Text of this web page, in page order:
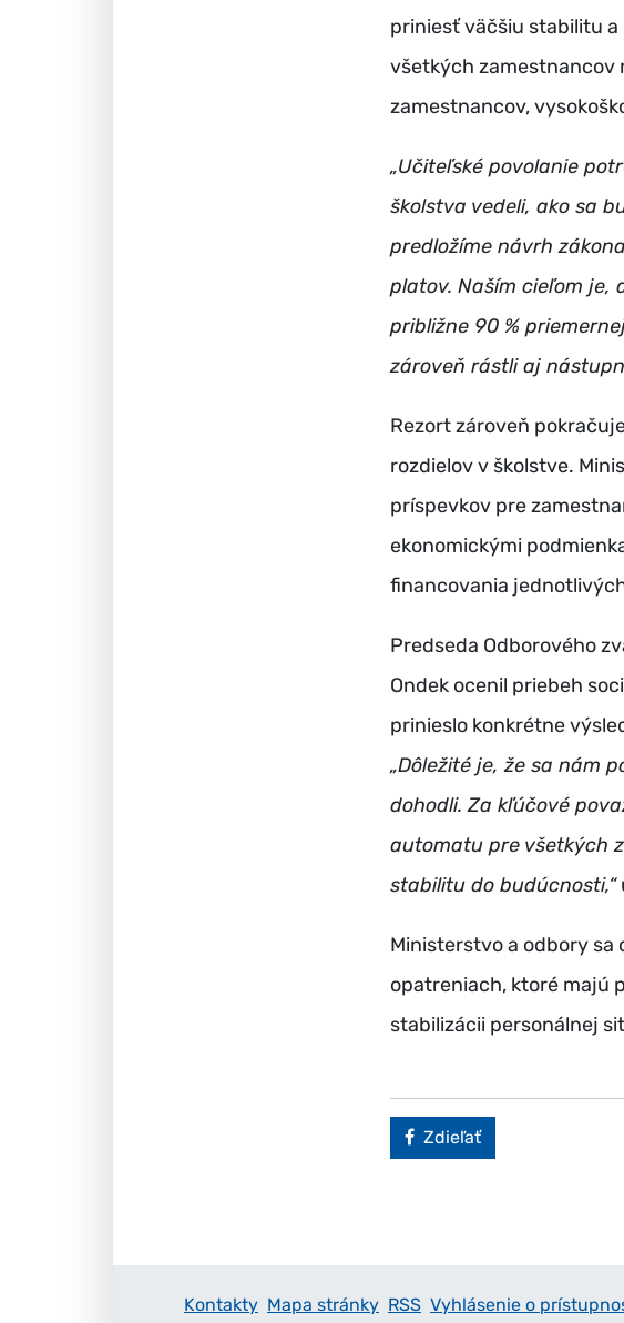
priniesť väčšiu stabilitu
všetkých zamestnancov
zamestnancov,
„Učiteľské povolanie
školstva vedeli, ako sa
predložíme návrh
platov. Naším cieľom je,
približne 90 %
zároveň rástli aj
Rezort zároveň
rozdielov v školstve.
príspevkov pre
ekonomickými
financovania
Predseda Odborového
Ondek ocenil priebeh
prinieslo konkrétne
„Dôležité je, že sa nám
dohodli. Za kľúčové
automatu pre všetkých
stabilitu do budúcnosti,“
Ministerstvo a odbory sa
opatreniach, ktoré majú
stabilizácii personálnej
Facebook
Zdieľať
Kontakty Mapa stránky RSS Vyhlásenie o